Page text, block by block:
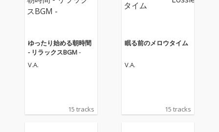
ゆったり始める朝時間
- リラックスBGM -
V.A.
15 tracks
眠る前のメロウタイム
V.A.
15 tracks